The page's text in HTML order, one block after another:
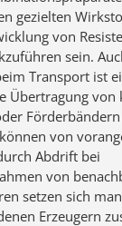
gezielten
von
sein.
Transport ist
Übertragung
von
Abdrift bei
von
setzen sich
Erzeugern